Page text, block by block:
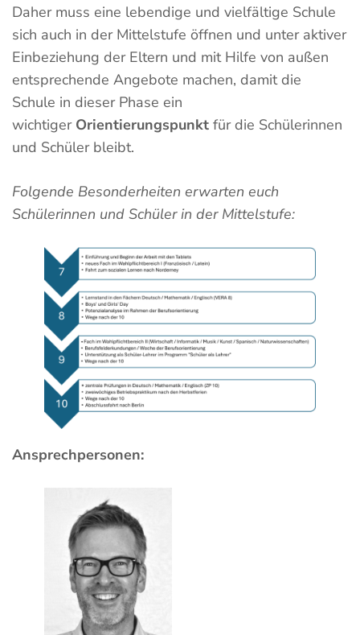
Daher muss eine lebendige und vielfältige Schule
sich auch in der Mittelstufe öffnen und unter aktiver
Einbeziehung der Eltern und mit Hilfe von außen
entsprechende Angebote machen, damit die
Schule in dieser Phase ein
wichtiger Orientierungspunkt für die Schülerinnen
und Schüler bleibt.
Folgende Besonderheiten erwarten euch
Schülerinnen und Schüler in der Mittelstufe:
Ansprechpersonen: